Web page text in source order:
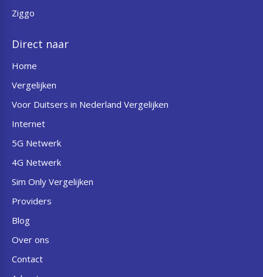
Ziggo
Direct naar
Home
Vergelijken
Voor Duitsers in Nederland Vergelijken
Internet
5G Netwerk
4G Netwerk
Sim Only Vergelijken
Providers
Blog
Over ons
Contact